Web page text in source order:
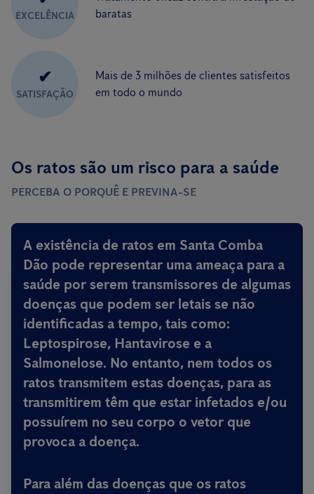
EXCELÊNCIA
baratas
✔
SATISFAÇÃO
Mais de 3 milhões de clientes satisfeitos
em todo o mundo
Os ratos são um risco para a saúde
PERCEBA O PORQUÊ E PREVINA-SE
A existência de ratos em Santa Comba
Dão pode representar uma ameaça para a
saúde por serem transmissores de algumas
doenças que podem ser letais se não
identificadas a tempo, tais como:
Leptospirose, Hantavirose e a
Salmonelose. No entanto, nem todos os
ratos transmitem estas doenças, para as
transmitirem têm que estar infetados e/ou
possuírem no seu corpo o vetor que
provoca a doença.
Para além das doenças que os ratos